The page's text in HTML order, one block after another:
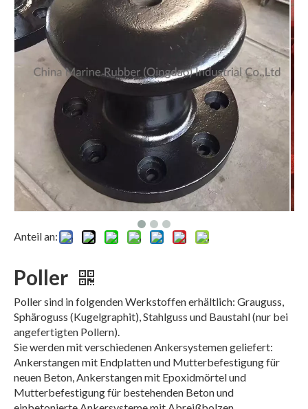
Anteil an:
Poller
Poller sind in folgenden Werkstoffen erhältlich: Grauguss,
Sphäroguss (Kugelgraphit), Stahlguss und Baustahl (nur bei
angefertigten Pollern).
Sie werden mit verschiedenen Ankersystemen geliefert:
Ankerstangen mit Endplatten und Mutterbefestigung für
neuen Beton, Ankerstangen mit Epoxidmörtel und
Mutterbefestigung für bestehenden Beton und